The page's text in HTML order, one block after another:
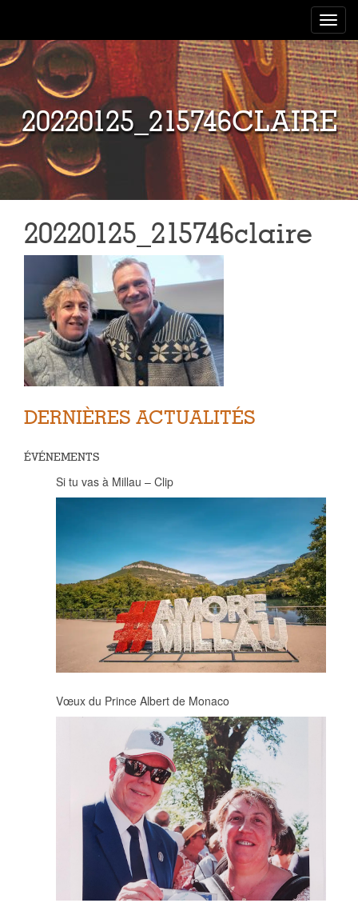
Toggle
20220125_215746CLAIRE
20220125_215746claire
DERNIÈRES ACTUALITÉS
ÉVÉNEMENTS
Si tu vas à Millau – Clip
Vœux du Prince Albert de Monaco